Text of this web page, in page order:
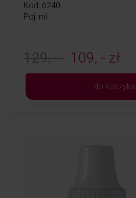
Kod: 6240
Poj: ml
129, - 109, - zł
do koszyka